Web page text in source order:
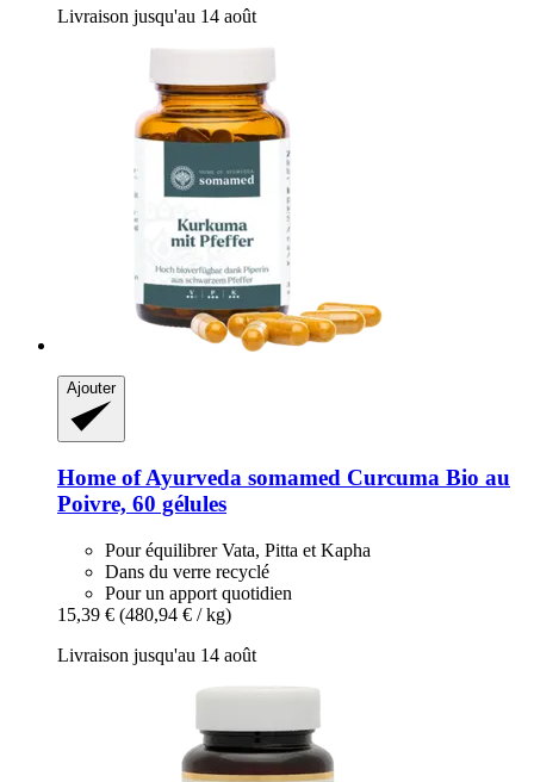
Livraison jusqu'au 14 août
Ajouter
Home of Ayurveda somamed Curcuma Bio au
Poivre, 60 gélules
Pour équilibrer Vata, Pitta et Kapha
Dans du verre recyclé
Pour un apport quotidien
15,39 € (480,94 € / kg)
Livraison jusqu'au 14 août